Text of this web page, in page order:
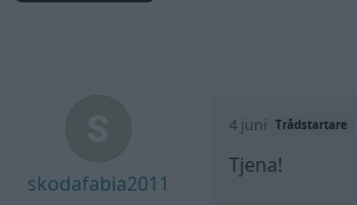
skodafabia2011
4 juni Trådstartare
Tjena!